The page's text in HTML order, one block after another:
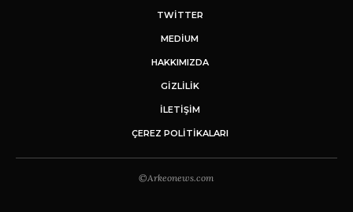
TWITTER
MEDIUM
HAKKIMIZDA
GİZLİLİK
İLETIŞIM
ÇEREZ POLITIKALARI
©Arkeonews.com